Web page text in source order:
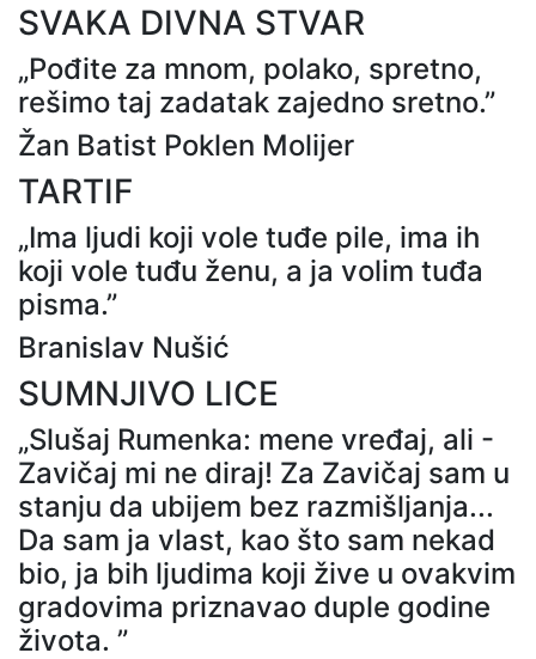
SVAKA DIVNA STVAR
„Pođite za mnom, polako, spretno,
rešimo taj zadatak zajedno sretno.”
Žan Batist Poklen Molijer
TARTIF
„Ima ljudi koji vole tuđe pile, ima ih
koji vole tuđu ženu, a ja volim tuđa
pisma.”
Branislav Nušić
SUMNJIVO LICE
„Slušaj Rumenka: mene vređaj, ali -
Zavičaj mi ne diraj! Za Zavičaj sam u
stanju da ubijem bez razmišljanja...
Da sam ja vlast, kao što sam nekad
bio, ja bih ljudima koji žive u ovakvim
gradovima priznavao duple godine
života. ”